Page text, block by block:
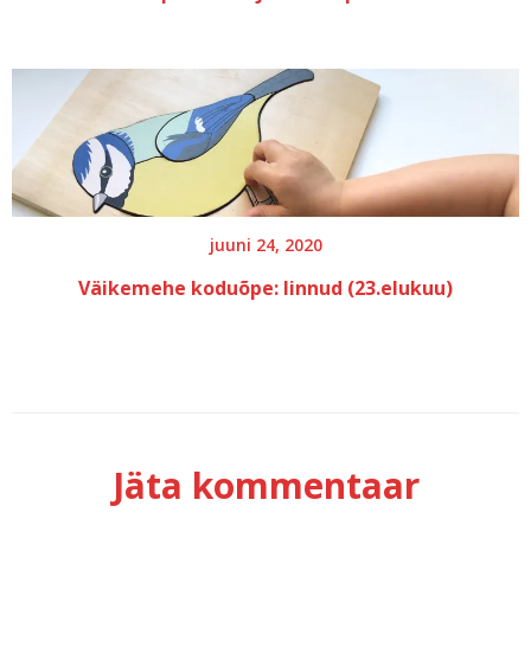
juuni 24, 2020
Väikemehe koduõpe: linnud (23.elukuu)
Jäta kommentaar